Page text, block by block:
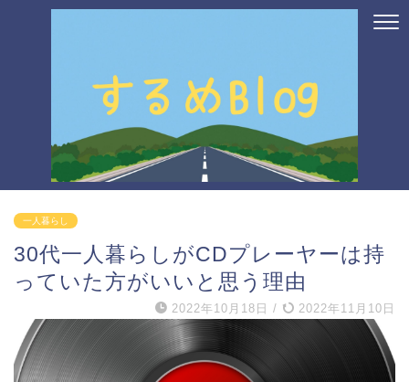
一人暮らし
30代一人暮らしがCDプレーヤーは持
っていた方がいいと思う理由
2022年10月18日 / 2022年11月10日